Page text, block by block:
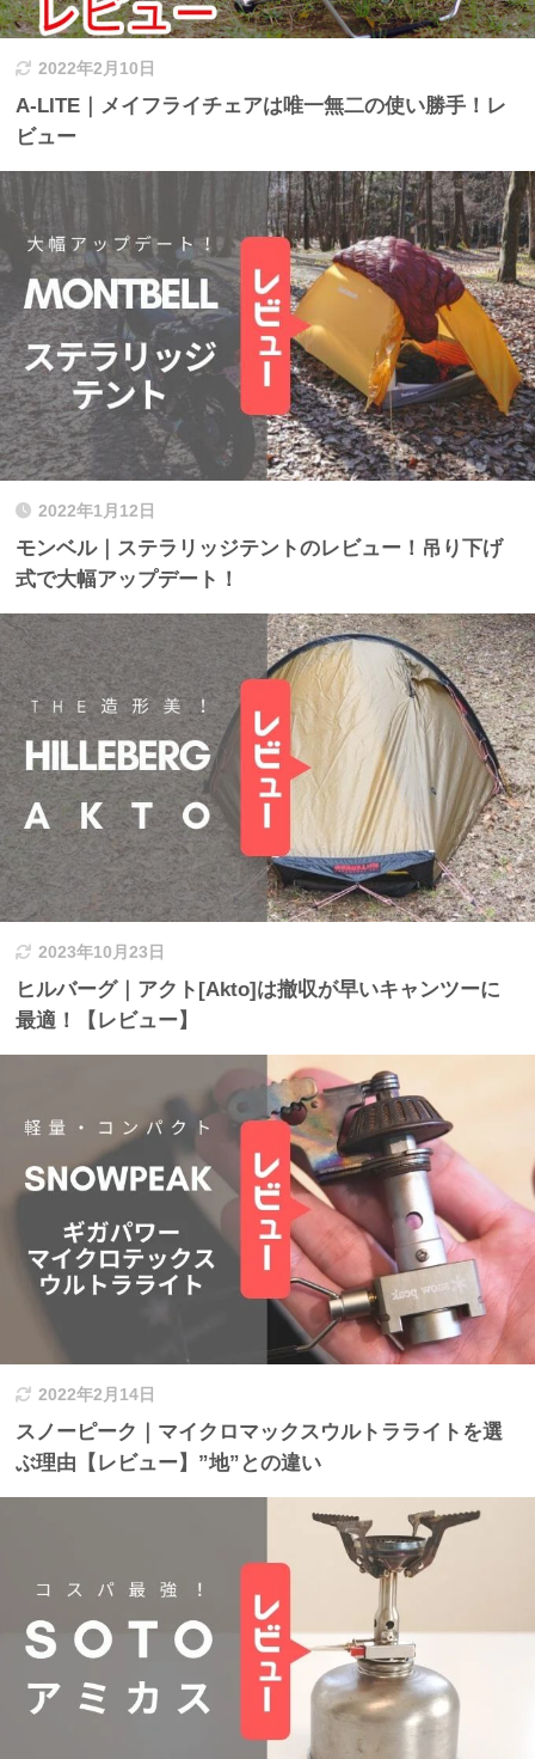
2022年2月10日
A-LITE｜メイフライチェアは唯一無二の使い勝手！レ
ビュー
2022年1月12日
モンベル｜ステラリッジテントのレビュー！吊り下げ
式で大幅アップデート！
2023年10月23日
ヒルバーグ｜アクト[Akto]は撤収が早いキャンツーに
最適！【レビュー】
2022年2月14日
スノーピーク｜マイクロマックスウルトラライトを選
ぶ理由【レビュー】”地”との違い